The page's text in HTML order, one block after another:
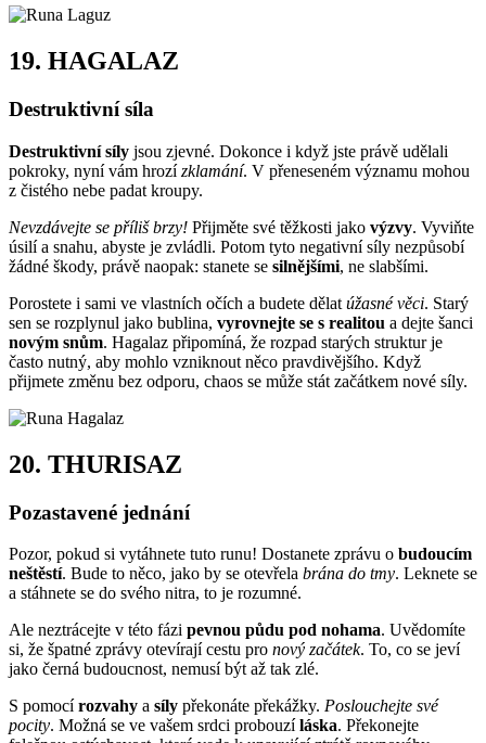
19. HAGALAZ
Destruktivní síla
Destruktivní síly jsou zjevné. Dokonce i když jste právě udělali
pokroky, nyní vám hrozízklamání. V přeneseném významu mohou
z čistého nebe padat kroupy.
Nevzdávejte se příliš brzy! Přijměte své těžkosti jako výzvy. Vyviňte
úsilí a snahu, abyste je zvládli. Potom tyto negativní síly nezpůsobí
žádné škody, právě naopak: stanete se silnějšími, ne slabšími.
Porostete i sami ve vlastních očích a budete dělat úžasné věci. Starý
sen se rozplynul jako bublina, vyrovnejte se s realitou a dejte šanci
novým snům. Hagalaz připomíná, že rozpad starých struktur je
často nutný, aby mohlo vzniknout něco pravdivějšího. Když
přijmete změnu bez odporu, chaos se může stát začátkem nové síly.
20. THURISAZ
Pozastavené jednání
Pozor, pokud si vytáhnete tuto runu! Dostanete zprávu o budoucím
neštěstí. Bude to něco, jako by se otevřela brána do tmy. Leknete se
a stáhnete se do svého nitra, to je rozumné.
Ale neztrácejte v této fázi pevnou půdu pod nohama. Uvědomíte
si, že špatné zprávy otevírají cestu pro nový začátek. To, co se jeví
jako černá budoucnost, nemusí být až tak zlé.
S pomocírozvahy a síly překonáte překážky. Poslouchejte své
pocity. Možná se ve vašem srdci probouzíláska. Překonejte